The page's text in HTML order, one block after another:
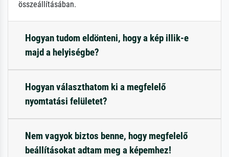
összeállításában.
Hogyan tudom eldönteni, hogy a kép illik-e
majd a helyiségbe?
Hogyan választhatom ki a megfelelő
nyomtatási felületet?
Nem vagyok biztos benne, hogy megfelelő
beállításokat adtam meg a képemhez!